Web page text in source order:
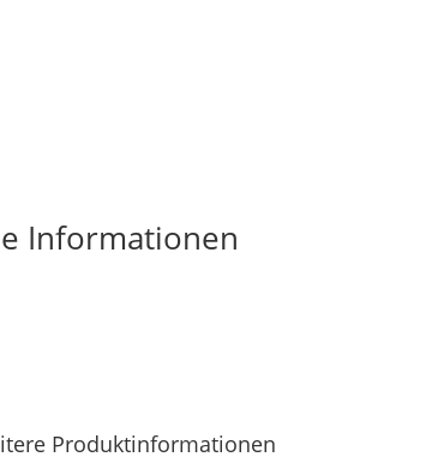
Informationen
Produktinformationen